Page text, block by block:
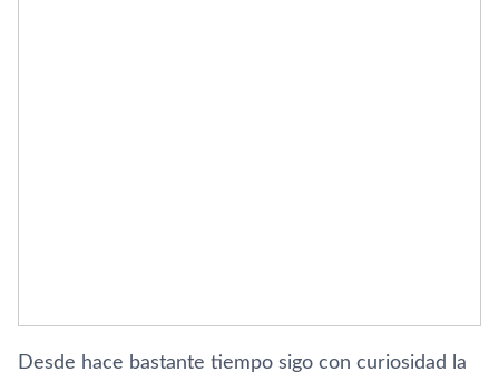
Desde hace bastante tiempo sigo con curiosidad la